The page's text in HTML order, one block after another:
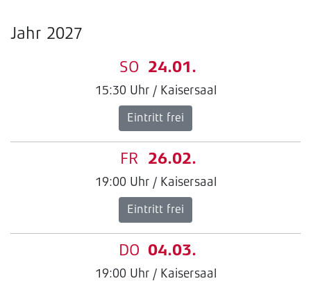
Jahr 2027
SO 24.01.
15:30 Uhr / Kaisersaal
Eintritt frei
FR 26.02.
19:00 Uhr / Kaisersaal
Eintritt frei
DO 04.03.
19:00 Uhr / Kaisersaal